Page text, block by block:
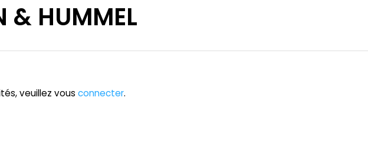
HUMMEL
veuillez vous connecter.